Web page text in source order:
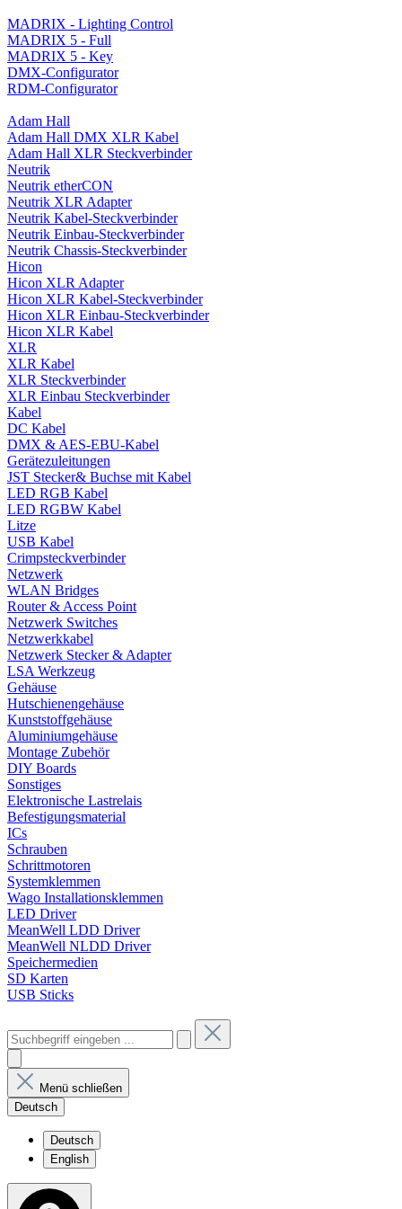
MADRIX - Lighting Control
MADRIX 5 - Full
MADRIX 5 - Key
DMX-Configurator
RDM-Configurator
Adam Hall
Adam Hall DMX XLR Kabel
Adam Hall XLR Steckverbinder
Neutrik
Neutrik etherCON
Neutrik XLR Adapter
Neutrik Kabel-Steckverbinder
Neutrik Einbau-Steckverbinder
Neutrik Chassis-Steckverbinder
Hicon
Hicon XLR Adapter
Hicon XLR Kabel-Steckverbinder
Hicon XLR Einbau-Steckverbinder
Hicon XLR Kabel
XLR
XLR Kabel
XLR Steckverbinder
XLR Einbau Steckverbinder
Kabel
DC Kabel
DMX & AES-EBU-Kabel
Gerätezuleitungen
JST Stecker& Buchse mit Kabel
LED RGB Kabel
LED RGBW Kabel
Litze
USB Kabel
Crimpsteckverbinder
Netzwerk
WLAN Bridges
Router & Access Point
Netzwerk Switches
Netzwerkkabel
Netzwerk Stecker & Adapter
LSA Werkzeug
Gehäuse
Hutschienengehäuse
Kunststoffgehäuse
Aluminiumgehäuse
Montage Zubehör
DIY Boards
Sonstiges
Elektronische Lastrelais
Befestigungsmaterial
ICs
Schrauben
Schrittmotoren
Systemklemmen
Wago Installationsklemmen
LED Driver
MeanWell LDD Driver
MeanWell NLDD Driver
Speichermedien
SD Karten
USB Sticks
Menü schließen
Deutsch
Deutsch
English